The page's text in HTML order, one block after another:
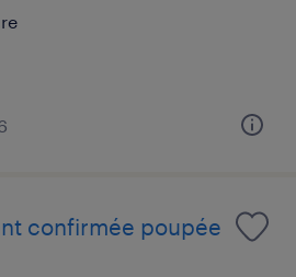
confirmée poupée